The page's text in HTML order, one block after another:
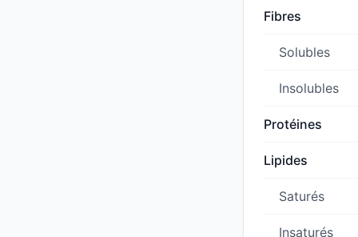
Fibres
Solubles
Insolubles
Protéines
Lipides
Saturés
Insaturés